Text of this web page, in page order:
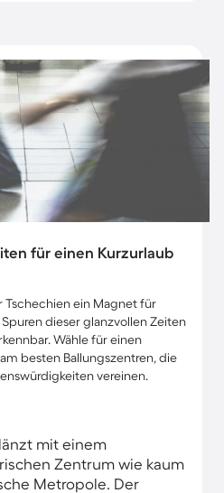
für einen Kurzurlaub
Tschechien ein Magnet für
dieser glanzvollen Zeiten
Wähle für einen
besten Ballungszentren, die
vereinen.
mit einem
Zentrum wie kaum
Metropole. Der